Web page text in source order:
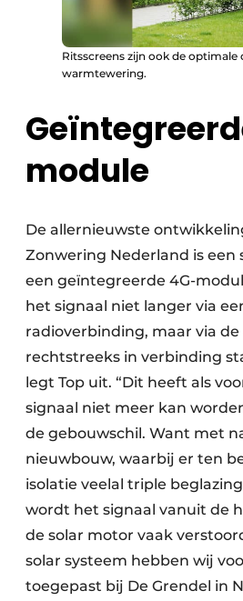
Ritsscreens zijn ook de optimale
warmtewering.
module
De allernieuwste
Zonwering Nederland is een
een geïntegreerde 4G-
het signaal niet langer via
radioverbinding, maar via
rechtstreeks in verbinding
legt Top uit. “Dit heeft als
signaal niet meer kan
de gebouwschil. Want met
nieuwbouw, waarbij er ten
isolatie veelal triple
wordt het signaal vanuit de
de solar motor vaak
solar systeem hebben wij
toegepast bij De Grendel in